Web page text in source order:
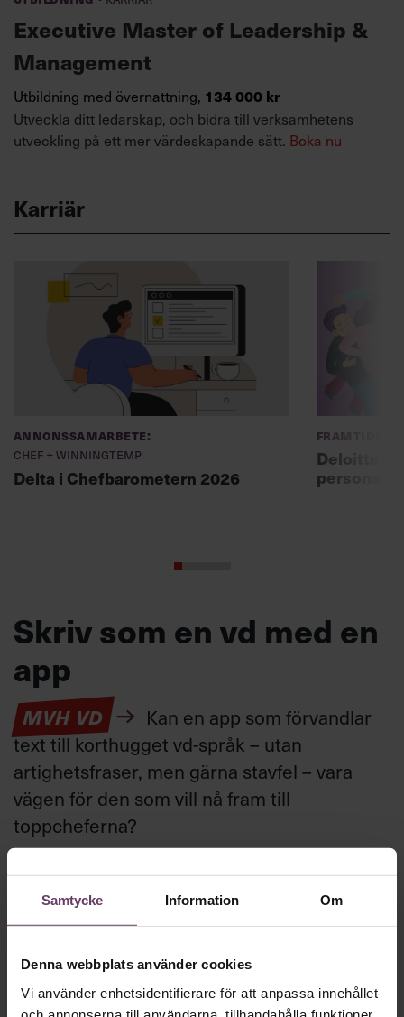
Samtycke Information Om
Denna webbplats använder cookies
Vi använder enhetsidentifierare för att anpassa innehållet
Executive Master of Leadership &
Management
Utbildning med övernattning, 134 000 kr
Utveckla ditt ledarskap, och bidra till verksamhetens
utveckling på ett mer värdeskapande sätt. Boka nu
Karriär
Annonssamarbete:
Chef + Winningtemp
Delta i Chefbarometern 2026
Deloitte:
personal
Skriv som en vd med en
app
MVH VD
Kan en app som förvandlar
text till korthugget vd-språk – utan
artighetsfraser, men gärna stavfel – vara
vägen för den som vill nå fram till
toppcheferna?
Text:Fredrik Kullberg
Publicerad2026-08-07